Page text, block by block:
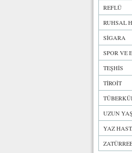
REFLÜ
RUHSAL
SİGARA
SPOR VE
TEŞHİS
TİROİT
UZUN
YAZ